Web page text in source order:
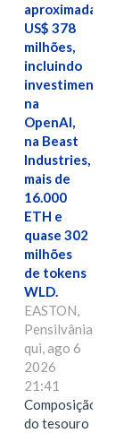
US$ 378
milhões,
incluindo
investimentos
na
OpenAI,
na Beast
Industries,
mais de
16.000
ETH e
quase 302
milhões
de tokens
WLD.
EASTON,
Pensilvânia,
qui, ago 6
2026
21:41
Composição
do tesouro